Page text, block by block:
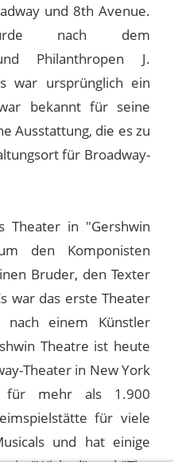
und 8th Avenue.
nach dem
Philanthropen J.
war ursprünglich ein
bekannt für seine
Ausstattung, die es zu
für Broadway-
Theater in "Gershwin
den Komponisten
Bruder, den Texter
war das erste Theater
einem Künstler
Theatre ist heute
Theater in New York
mehr als 1.900
für viele
und hat einige